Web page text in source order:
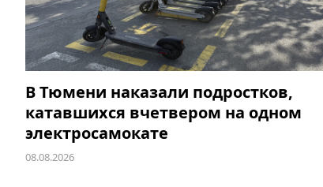
В Тюмени наказали подростков,
катавшихся вчетвером на одном
электросамокате
08.08.2026